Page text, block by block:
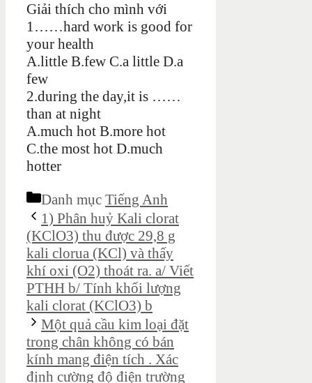
Giải thích cho mình với
1……hard work is good for
your health
A.little B.few C.a little D.a
few
2.during the day,it is ……
than at night
A.much hot B.more hot
C.the most hot D.much
hotter
Danh mục Tiếng Anh
1) Phân huỷ Kali clorat
(KClO3) thu được 29,8 g
kali clorua (KCl) và thấy
khí oxi (O2) thoát ra. a/ Viết
PTHH b/ Tính khối lượng
kali clorat (KClO3) b
Một quả cầu kim loại đặt
trong chân không có bán
kính mang điện tích . Xác
định cường độ điện trường